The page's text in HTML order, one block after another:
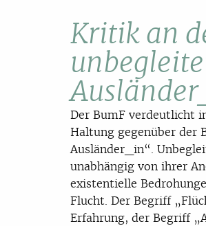
Kritik an
Der BumF verdeutlicht
Haltung gegenüber der
Ausländer_in“.
unabhängig von ihrer
existentielle
Flucht. Der Begriff
Erfahrung, der Begriff